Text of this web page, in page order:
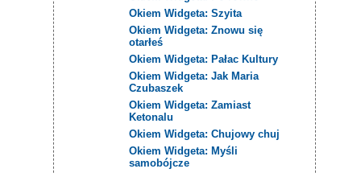
Okiem Widgeta: Szyita
Okiem Widgeta: Znowu się
otarłeś
Okiem Widgeta: Pałac Kultury
Okiem Widgeta: Jak Maria
Czubaszek
Okiem Widgeta: Zamiast
Ketonalu
Okiem Widgeta: Chujowy chuj
Okiem Widgeta: Myśli
samobójcze